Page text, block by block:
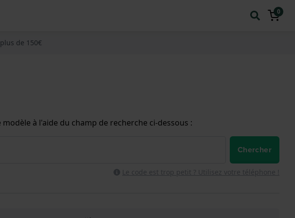
0
de 150€
à l'aide du champ de recherche ci-dessous :
Chercher
Le code est trop petit ? Utilisez votre téléphone !